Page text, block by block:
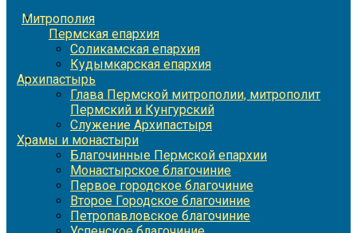
Митрополия
Пермская епархия
Соликамская епархия
Кудымкарская епархия
Архипастырь
Глава Пермской митрополии, митрополит
Пермский и Кунгурский
Служение Архипастыря
Храмы и монастыри
Благочинные Пермской епархии
Монастырское благочиние
Первое городское благочиние
Второе Городское благочиние
Петропавловское благочиние